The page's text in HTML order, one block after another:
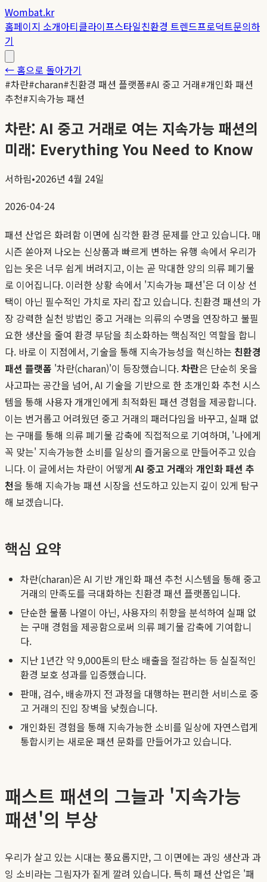
Wombat.kr
홈페이지 소개아티클라이프스타일친환경 트렌드프로덕트문의하
기
← 홈으로 돌아가기
#차란#charan#친환경 패션 플랫폼#AI 중고 거래#개인화 패션
추천#지속가능 패션
차란: AI 중고 거래로 여는 지속가능 패션의
미래: Everything You Need to Know
서하림•2026년 4월 24일
2026-04-24
패션 산업은 화려함 이면에 심각한 환경 문제를 안고 있습니다. 매
시즌 쏟아져 나오는 신상품과 빠르게 변하는 유행 속에서 우리가
입는 옷은 너무 쉽게 버려지고, 이는 곧 막대한 양의 의류 폐기물
로 이어집니다. 이러한 상황 속에서 '지속가능 패션'은 더 이상 선
택이 아닌 필수적인 가치로 자리 잡고 있습니다. 친환경 패션의 가
장 강력한 실천 방법인 중고 거래는 의류의 수명을 연장하고 불필
요한 생산을 줄여 환경 부담을 최소화하는 핵심적인 역할을 합니
다. 바로 이 지점에서, 기술을 통해 지속가능성을 혁신하는 친환경
패션 플랫폼 '차란(charan)'이 등장했습니다.차란은 단순히 옷을
사고파는 공간을 넘어, AI 기술을 기반으로 한 초개인화 추천 시스
템을 통해 사용자 개개인에게 최적화된 패션 경험을 제공합니다.
이는 번거롭고 어려웠던 중고 거래의 패러다임을 바꾸고, 실패 없
는 구매를 통해 의류 폐기물 감축에 직접적으로 기여하며, '나에게
꼭 맞는' 지속가능한 소비를 일상의 즐거움으로 만들어주고 있습
니다. 이 글에서는 차란이 어떻게AI 중고 거래와 개인화 패션 추
천을 통해 지속가능 패션 시장을 선도하고 있는지 깊이 있게 탐구
해 보겠습니다.
핵심 요약
차란(charan)은 AI 기반 개인화 패션 추천 시스템을 통해 중고
거래의 만족도를 극대화하는 친환경 패션 플랫폼입니다.
단순한 물품 나열이 아닌, 사용자의 취향을 분석하여 실패 없
는 구매 경험을 제공함으로써 의류 폐기물 감축에 기여합니
다.
지난 1년간 약 9,000톤의 탄소 배출을 절감하는 등 실질적인
환경 보호 성과를 입증했습니다.
판매, 검수, 배송까지 전 과정을 대행하는 편리한 서비스로 중
고 거래의 진입 장벽을 낮췄습니다.
개인화된 경험을 통해 지속가능한 소비를 일상에 자연스럽게
통합시키는 새로운 패션 문화를 만들어가고 있습니다.
패스트 패션의 그늘과 '지속가능
패션'의 부상
우리가 살고 있는 시대는 풍요롭지만, 그 이면에는 과잉 생산과 과
잉 소비라는 그림자가 짙게 깔려 있습니다. 특히 패션 산업은 '패